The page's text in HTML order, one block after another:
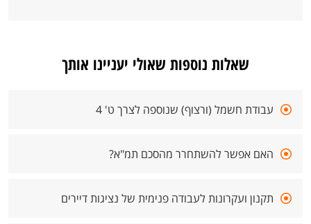
שאלות נוספות שאולי יעניינו אותך
עבודת חשמל (ורצוף) שנוספה לצרך ט' 4
האם אפשר להשתחרר מהסכם תמ"א?
תקנון ועקרונות לעבודה פנימית של נציגות דיירים